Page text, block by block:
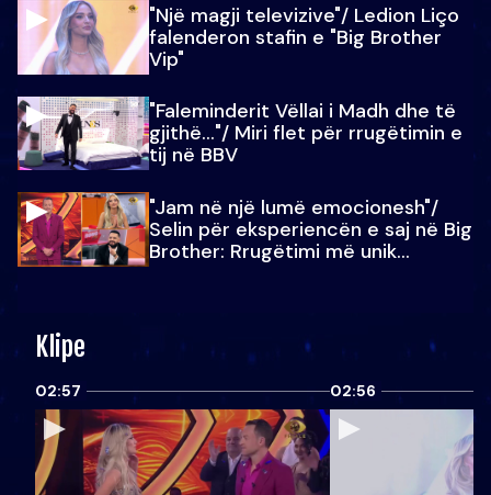
"Një magji televizive"/ Ledion Liço
falenderon stafin e "Big Brother
Vip"
"Faleminderit Vëllai i Madh dhe të
gjithë…"/ Miri flet për rrugëtimin e
tij në BBV
"Jam në një lumë emocionesh"/
Selin për eksperiencën e saj në Big
Brother: Rrugëtimi më unik…
Klipe
02:57 02:56